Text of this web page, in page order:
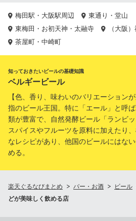
梅田駅・大阪駅周辺
東通り・堂山
東梅田・お初天神・太融寺
（大阪
茶屋町・中崎町
知っておきたいビールの基礎知識
ベルギービール
【色、香り、味わいのバリエーション
指のビール王国。特に「エール」と呼
類が豊富で、自然発酵ビール「ランビ
スパイスやフルーツを原料に加えたり
なレシピがあり、他国のビールにはな
める。
楽天ぐるなびまとめ バー・お酒 ビール
どが美味しく飲める店